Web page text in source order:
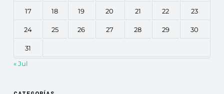
17 18 19 20 21 22 23
24 25 26 27 28 29 30
31
« Jul